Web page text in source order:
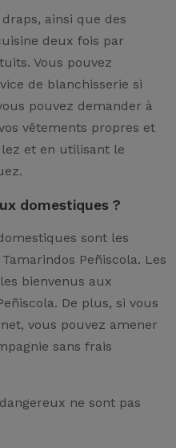
ainsi que des
deux fois par
Vous pouvez
de blanchisserie si
pouvez demander à
vêtements propres et
et en utilisant le
domestiques ?
sont les
Peñiscola. Les
bienvenus aux
De plus, si vous
vous pouvez amener
sans frais
ne sont pas